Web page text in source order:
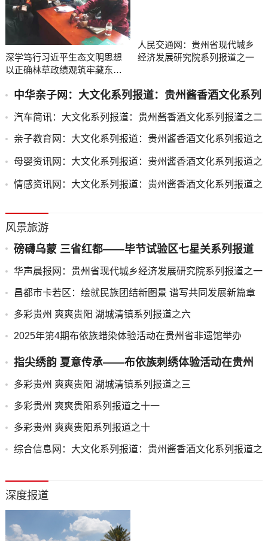
深学笃行习近平生态文明思想
以正确林草政绩观筑牢藏东高
人民交通网：贵州省现代城乡
经济发展研究院系列报道之一
中华亲子网：大文化系列报道：贵州酱香酒文化系列
报道之二
汽车简讯：大文化系列报道：贵州酱香酒文化系列报道之二
亲子教育网：大文化系列报道：贵州酱香酒文化系列报道之
母婴资讯网：大文化系列报道：贵州酱香酒文化系列报道之
情感资讯网：大文化系列报道：贵州酱香酒文化系列报道之
风景旅游
磅礴乌蒙 三省红都——毕节试验区七星关系列报道
之五
华声晨报网：贵州省现代城乡经济发展研究院系列报道之一
昌都市卡若区：绘就民族团结新图景 谱写共同发展新篇章
多彩贵州 爽爽贵阳 湖城清镇系列报道之六
2025年第4期布依族蜡染体验活动在贵州省非遗馆举办
指尖绣韵 夏意传承——布依族刺绣体验活动在贵州
省图书馆成功举办
多彩贵州 爽爽贵阳 湖城清镇系列报道之三
多彩贵州 爽爽贵阳系列报道之十一
多彩贵州 爽爽贵阳系列报道之十
综合信息网：大文化系列报道：贵州酱香酒文化系列报道之
深度报道